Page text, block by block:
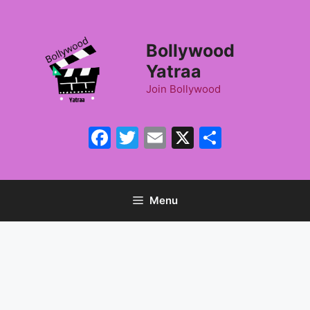
Bollywood
Yatraa
Join Bollywood
Facebook
Twitter
Email
X
Menu